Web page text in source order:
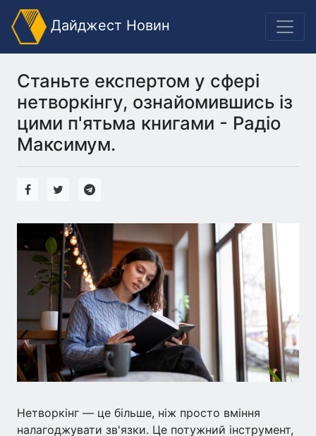
Дайджест Новин
Станьте експертом у сфері
нетворкінгу, ознайомившись із
цими п'ятьма книгами - Радіо
Максимум.
Нетворкінг — це більше, ніж просто вміння
налагоджувати зв'язки. Це потужний інструмент,